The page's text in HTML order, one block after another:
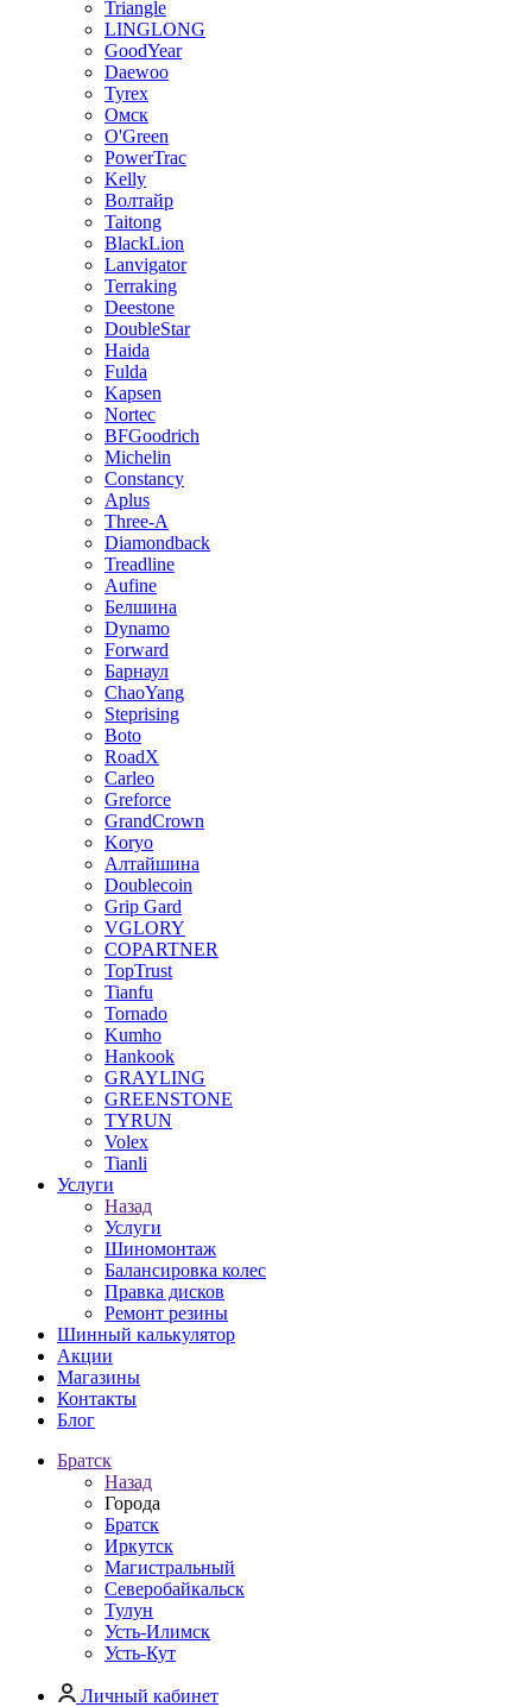
Triangle
LINGLONG
GoodYear
Daewoo
Tyrex
Омск
O'Green
PowerTrac
Kelly
Волтайр
Taitong
BlackLion
Lanvigator
Terraking
Deestone
DoubleStar
Haida
Fulda
Kapsen
Nortec
BFGoodrich
Michelin
Constancy
Aplus
Three-A
Diamondback
Treadline
Aufine
Белшина
Dynamo
Forward
Барнаул
ChaoYang
Steprising
Boto
RoadX
Carleo
Greforce
GrandCrown
Koryo
Алтайшина
Doublecoin
Grip Gard
VGLORY
COPARTNER
TopTrust
Tianfu
Tornado
Kumho
Hankook
GRAYLING
GREENSTONE
TYRUN
Volex
Tianli
Услуги
Назад
Услуги
Шиномонтаж
Балансировка колес
Правка дисков
Ремонт резины
Шинный калькулятор
Акции
Магазины
Контакты
Блог
Братск
Назад
Города
Братск
Иркутск
Магистральный
Северобайкальск
Тулун
Усть-Илимск
Усть-Кут
Личный кабинет